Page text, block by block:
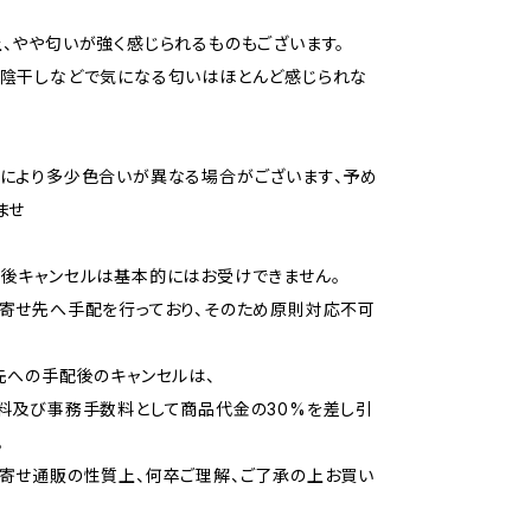
や匂いが強く感じられるものもございます。
干しなどで気になる匂いはほとんど感じられな
より多少色合いが異なる場合がございます、予め
せ
キャンセルは基本的にはお受けできません。
せ先へ手配を行っており、そのため原則対応不可
への手配後のキャンセルは、
及び事務手数料として商品代金の30%を差し引
せ通販の性質上、何卒ご理解、ご了承の上お買い